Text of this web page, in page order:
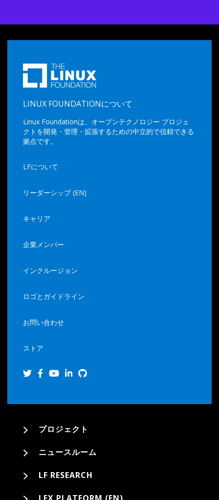
LINUX FOUNDATIONについて
Linux Foundationは、オープンテクノロジー プロジェ
クトを開発・管理・拡張するための中立的で信頼できる
拠点です。
LFについて
リーダーシップ (EN)
キャリア
企業メンバー
インクルージョン
ロゴとガイドライン
お問い合わせ
ストア
プロジェクト
ニュースルーム
LF RESEARCH